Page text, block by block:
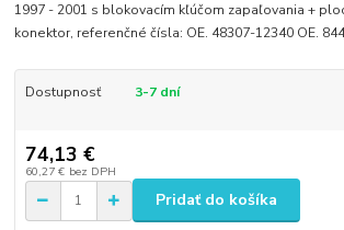
1997 - 2001 s blokovacím kľúčom zapaľovania +
konektor, referenčné čísla: OE. 48307-12340 OE.
Dostupnosť 3-7 dní
74,13 €
60,27 € bez DPH
Pridať do košíka